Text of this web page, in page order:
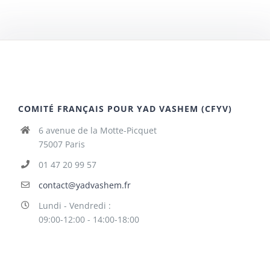
COMITÉ FRANÇAIS POUR YAD VASHEM (CFYV)
6 avenue de la Motte-Picquet
75007 Paris
01 47 20 99 57
contact@yadvashem.fr
Lundi - Vendredi :
09:00-12:00 - 14:00-18:00